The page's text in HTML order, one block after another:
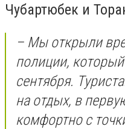
Чубартюбек и
– Мы открыли
полиции,
сентября.
на отдых, в
комфортно с